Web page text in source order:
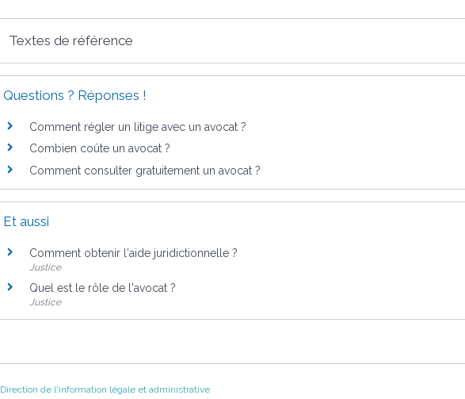
Textes de référence
Questions ? Réponses !
Comment régler un litige avec un avocat ?
Combien coûte un avocat ?
Comment consulter gratuitement un avocat ?
Et aussi
Comment obtenir l'aide juridictionnelle ?
Justice
Quel est le rôle de l'avocat ?
Justice
Direction de l'information légale et administrative